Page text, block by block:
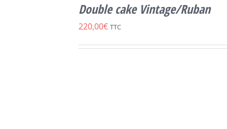
Double cake Vintage/Ruban
220,00€ TTC